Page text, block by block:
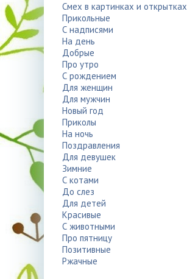
Смех в картинках и открытках
Прикольные
С надписями
На день
Добрые
Про утро
С рождением
Для женщин
Для мужчин
Новый год
Приколы
На ночь
Поздравления
Для девушек
Зимние
С котами
До слез
Для детей
Красивые
С животными
Про пятницу
Позитивные
Ржачные